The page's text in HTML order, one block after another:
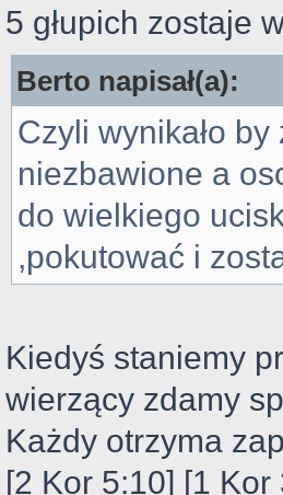
5 głupich zostaje
Berto napisał(a):
Czyli wynikało
niezbawione a
do wielkiego
,pokutować i
Kiedyś staniemy
wierzący zdamy
Każdy otrzyma
[2 Kor 5:10] [1